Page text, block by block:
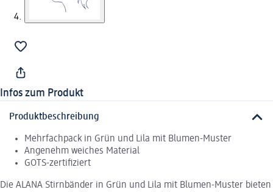
Infos zum Produkt
Produktbeschreibung
Mehrfachpack in Grün und Lila mit Blumen-Muster
Angenehm weiches Material
GOTS-zertifiziert
Die ALANA Stirnbänder in Grün und Lila mit Blumen-Muster bieten